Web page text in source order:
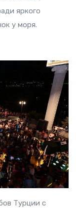
яркого
у моря.
Турции с